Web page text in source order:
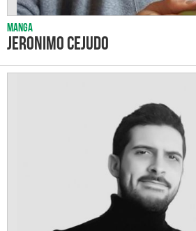
Manga
Jeronimo Cejudo